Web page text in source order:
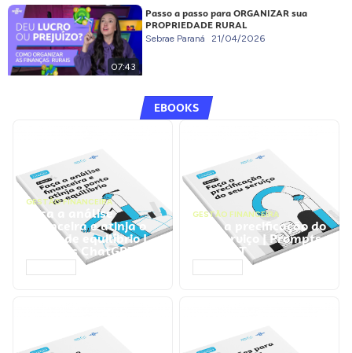
07:43
Passo a passo para ORGANIZAR sua
PROPRIEDADE RURAL
Sebrae Paraná 21/04/2026
EBOOKS
GESTÃO FINANCEIRA
Faça a análise
financeira e atinja o
ponto de equilíbrio |
Prompts ChatGPT
GESTÃO FINANCEIRA
Faça a precificação do
seu serviço | Prompts
ChatGPT